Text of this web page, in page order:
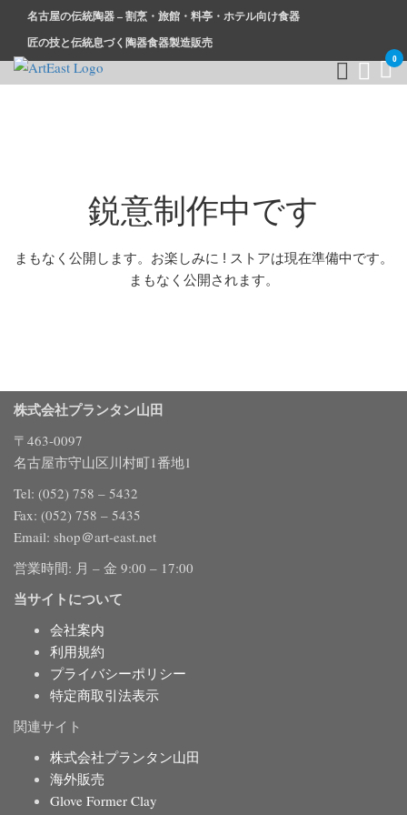
名古屋の伝統陶器 – 割烹・旅館・料亭・ホテル向け食器
匠の技と伝統息づく陶器食器製造販売
0
鋭意制作中です
まもなく公開します。お楽しみに ! ストアは現在準備中です。
まもなく公開されます。
株式会社プランタン山田
〒463-0097
名古屋市守山区川村町1番地1
Tel: (052) 758 – 5432
Fax: (052) 758 – 5435
Email: shop＠art-east.net
営業時間: 月 – 金 9:00 – 17:00
当サイトについて
会社案内
利用規約
プライバシーポリシー
特定商取引法表示
関連サイト
株式会社プランタン山田
海外販売
Glove Former Clay